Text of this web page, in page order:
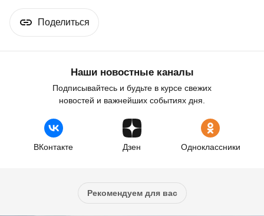
Поделиться
Наши новостные каналы
Подписывайтесь и будьте в курсе свежих
новостей и важнейших событиях дня.
ВКонтакте Дзен Одноклассники
Рекомендуем для вас